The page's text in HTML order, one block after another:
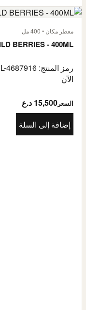
معطر مكان • 400 مل
BERRIES - 400ML
رمز المنتج: SS400ML-4687916
الآن
السعر 15,500 د.ع
إضافة إلى السلة